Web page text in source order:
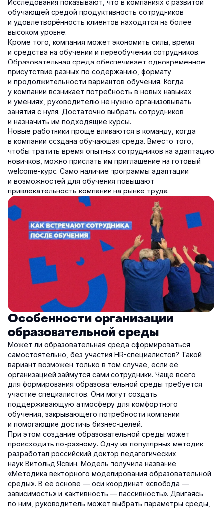
Исследования показывают, что в компаниях с развитой
обучающей средой продуктивность сотрудников
и удовлетворённость клиентов находятся на более
высоком уровне.
Кроме того, компания может экономить силы, время
и средства на обучении и переобучении сотрудников.
Образовательная среда обеспечивает одновременное
присутствие разных по содержанию, формату
и продолжительности вариантов обучения. Когда
у компании возникает потребность в новых навыках
и умениях, руководителю не нужно организовывать
занятия с нуля. Достаточно выбрать сотрудников
и назначить им подходящие курсы.
Новые работники проще вливаются в команду, когда
в компании создана обучающая среда. Вместо того,
чтобы тратить время опытных сотрудников на адаптацию
новичков, можно прислать им приглашение на готовый
welcome-курс. Само наличие программы адаптации
и возможностей для обучения повышают
привлекательность компании на рынке труда.
Особенности организации
образовательной среды
Может ли образовательная среда сформироваться
самостоятельно, без участия HR-специалистов? Такой
вариант возможен только в том случае, если её
организацией займутся сами сотрудники. Чаще всего
для формирования образовательной среды требуется
участие специалистов. Они могут создать
поддерживающую атмосферу для комфортного
обучения, закрывающего потребности компании
и помогающие достичь бизнес-целей.
При этом создание образовательной среды может
происходить по-разному. Одну из популярных методик
разработал российский доктор педагогических
наук Витольд Ясвин. Модель получила название
«Методика векторного моделирования образовательной
среды». В её основе — оси координат «свобода —
зависимость» и «активность — пассивность». Двигаясь
по ним, руководитель может выбрать параметры среды,